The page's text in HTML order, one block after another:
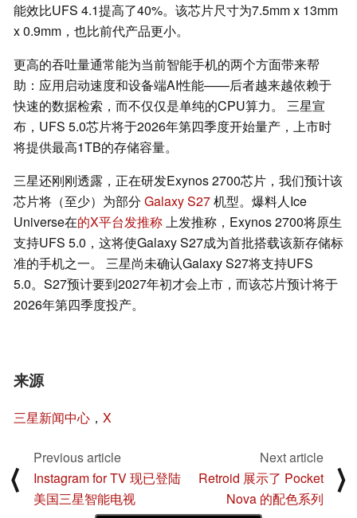
能效比UFS 4.1提高了40%。该芯片尺寸为7.5mm x 13mm
x 0.9mm，也比前代产品更小。
更高的吞吐量通常能为当前智能手机的两个方面带来帮
助：应用启动速度和设备端AI性能——后者越来越依赖于
快速的数据检索，而不仅仅是单纯的CPU算力。 三星宣
布，UFS 5.0芯片将于2026年第四季度开始量产，上市时
将提供最高1TB的存储容量。
三星还刚刚透露，正在研发Exynos 2700芯片，我们预计该
芯片将（至少）为部分 Galaxy S27机型。爆料人Ice
Universe在的X平台发推称上发推称，Exynos 2700将原生
支持UFS 5.0，这将使Galaxy S27成为首批搭载该新存储标
准的手机之一。 三星尚未确认Galaxy S27将支持UFS
5.0。S27预计要到2027年初才会上市，而该芯片预计将于
2026年第四季度投产。
来源
三星新闻中心 ， X
⟨
Previous article
Instagram for TV 现已登陆
美国三星智能电视
Next article
Retroid 展示了 Pocket
Nova 的配色系列
⟩